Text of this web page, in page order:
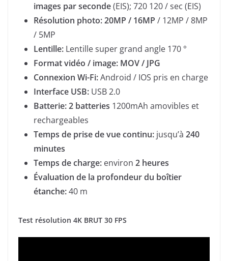
images par seconde(EIS); 720 120 / sec (EIS)
Résolution photo: 20MP / 16MP / 12MP / 8MP
/ 5MP
Lentille: Lentille super grand angle 170 °
Format vidéo / image: MOV / JPG
Connexion Wi-Fi:Android / IOS pris en charge
Interface USB: USB 2.0
Batterie: 2 batteries 1200mAh amovibles et
rechargeables
Temps de prise de vue continu: jusqu’à 240
minutes
Temps de charge: environ 2 heures
Évaluation de la profondeur du boîtier
étanche:40 m
Test résolution 4K BRUT 30 FPS